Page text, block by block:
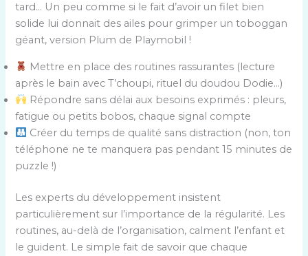
tard… Un peu comme si le fait d’avoir un filet bien
solide lui donnait des ailes pour grimper un toboggan
géant, version Plum de Playmobil !
Mettre en place des routines rassurantes (lecture
après le bain avec T’choupi, rituel du doudou Dodie…)
Répondre sans délai aux besoins exprimés : pleurs,
fatigue ou petits bobos, chaque signal compte
Créer du temps de qualité sans distraction (non, ton
téléphone ne te manquera pas pendant 15 minutes de
puzzle !)
Les experts du développement insistent
particulièrement sur l’importance de la régularité. Les
routines, au-delà de l’organisation, calment l’enfant et
le guident. Le simple fait de savoir que chaque